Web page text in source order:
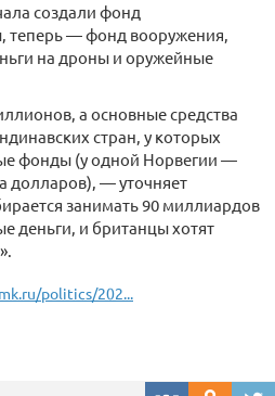
создали фонд
теперь — фонд вооружения,
на дроны и оружейные
а основные средства
стран, у которых
фонды (у одной Норвегии —
долларов), — уточняет
занимать 90 миллиардов
деньги, и британцы хотят
politics/202...